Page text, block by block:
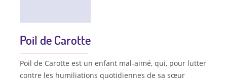
Poil de Carotte
Poil de Carotte est un enfant mal-aimé, qui, pour lutter
contre les humiliations quotidiennes de sa sœur